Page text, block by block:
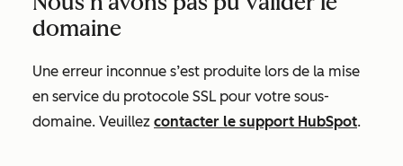
domaine
Une erreur inconnue s’est produite lors de la mise
en service du protocole SSL pour votre sous-
domaine. Veuillez contacter le support HubSpot.